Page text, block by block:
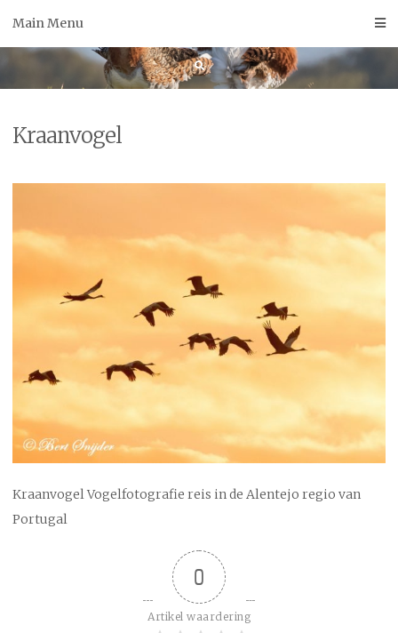
Main Menu
Kraanvogel
Kraanvogel Vogelfotografie reis in de Alentejo regio van
Portugal
0
Artikel waardering